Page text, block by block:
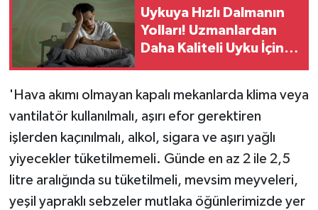
Uykuya Hızlı Dalmanın
Yolları! Uzmanlardan
Daha Kaliteli Uyku İçin
'Hava akımı olmayan kapalı mekanlarda klima veya
vantilatör kullanılmalı, aşırı efor gerektiren
işlerden kaçınılmalı, alkol, sigara ve aşırı yağlı
yiyecekler tüketilmemeli. Günde en az 2 ile 2,5
litre aralığında su tüketilmeli, mevsim meyveleri,
yeşil yapraklı sebzeler mutlaka öğünlerimizde yer